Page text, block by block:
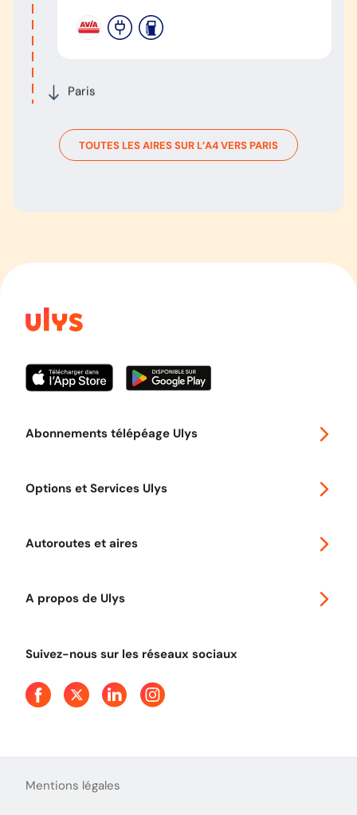
Paris
TOUTES LES AIRES SUR L’A4VERS PARIS
Abonnements télépéage Ulys
Options et Services Ulys
Autoroutes et aires
A propos de Ulys
Presse
Suivez-nous sur les réseaux sociaux
Mentions légales